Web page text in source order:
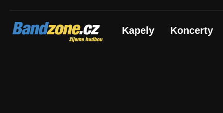
Bandzone.cz
žijeme hudbou Kapely Koncerty